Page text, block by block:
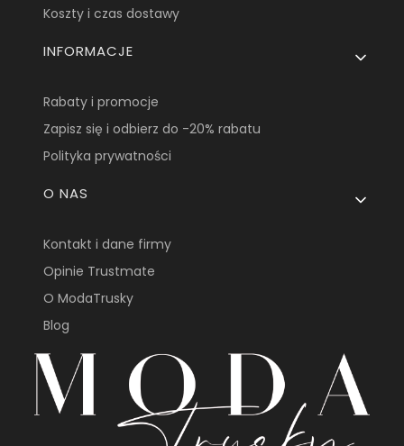
Koszty i czas dostawy
INFORMACJE
Rabaty i promocje
Zapisz się i odbierz do -20% rabatu
Polityka prywatności
O NAS
Kontakt i dane firmy
Opinie Trustmate
O ModaTrusky
Blog